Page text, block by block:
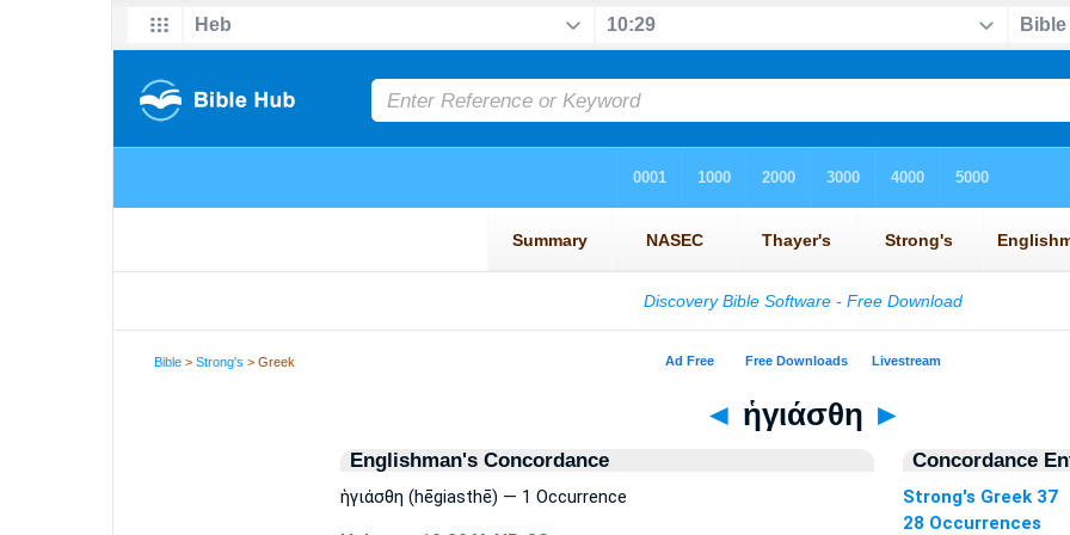
Bible >Strong's > Greek
◄ ἡγιάσθη ►
Englishman's Concordance
ἡγιάσθη (hēgiasthē) — 1 Occurrence
Concordance
Strong's Greek 37
28 Occurrences